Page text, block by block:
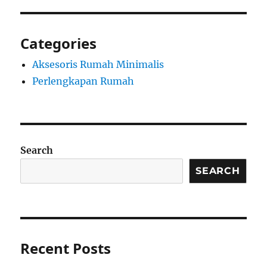
Categories
Aksesoris Rumah Minimalis
Perlengkapan Rumah
Search
SEARCH
Recent Posts